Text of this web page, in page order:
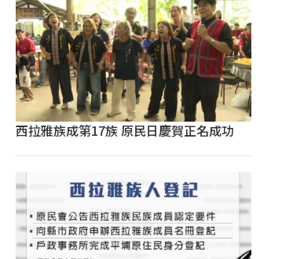
西拉雅族成第17族 原民日慶賀正名成功